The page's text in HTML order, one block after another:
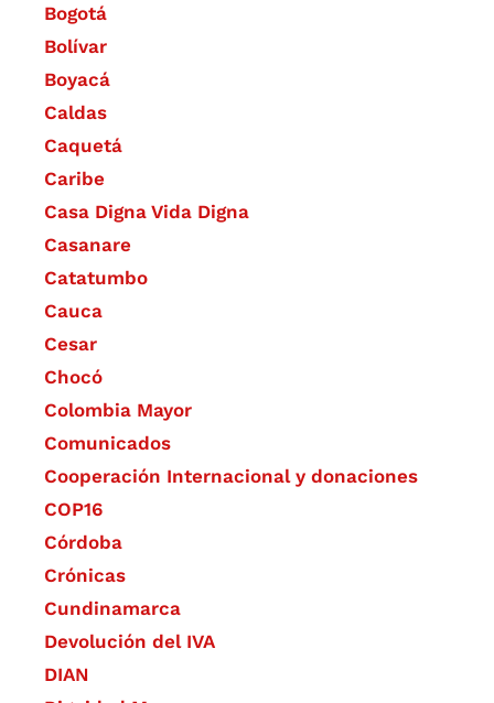
Bogotá
Bolívar
Boyacá
Caldas
Caquetá
Caribe
Casa Digna Vida Digna
Casanare
Catatumbo
Cauca
Cesar
Chocó
Colombia Mayor
Comunicados
Cooperación Internacional y donaciones
COP16
Córdoba
Crónicas
Cundinamarca
Devolución del IVA
DIAN